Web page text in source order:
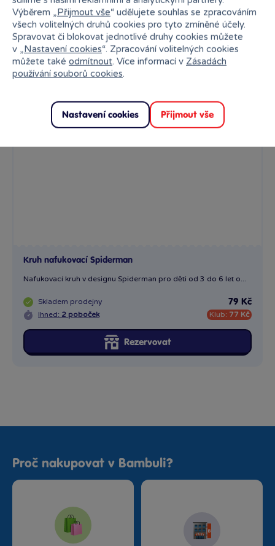
Rezervovat
Kruh nafukovací Spiderman
Nafukovací kruh v designu Spiderman pro děti od 3 do 6 let o...
Skladem prodejny
Ihned: 2 poboček
79 Kč
Klub: 77 Kč
Rezervovat
Proč nakupovat v Bambuli?
Výběrem „Přijmout vše“ udělujete souhlas se zpracováním
všech volitelných druhů cookies pro tyto zmíněné účely.
Spravovat či blokovat jednotlivé druhy cookies můžete
v „Nastavení cookies“. Zpracování volitelných cookies
můžete také odmítnout. Více informací v Zásadách
používání souborů cookies.
Nastavení cookies Přijmout vše